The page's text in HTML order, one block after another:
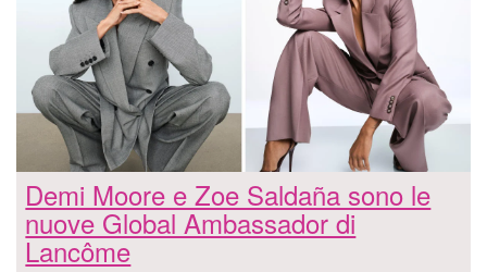
Demi Moore e Zoe Saldaña sono le
nuove Global Ambassador di
Lancôme